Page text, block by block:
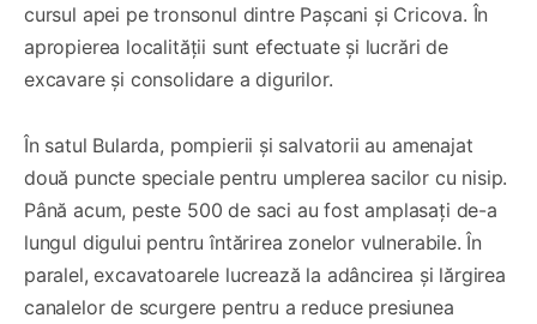
cursul apei pe tronsonul dintre Pașcani și Cricova. În
apropierea localității sunt efectuate și lucrări de
excavare și consolidare a digurilor.
În satul Bularda, pompierii și salvatorii au amenajat
două puncte speciale pentru umplerea sacilor cu nisip.
Până acum, peste 500 de saci au fost amplasați de-a
lungul digului pentru întărirea zonelor vulnerabile. În
paralel, excavatoarele lucrează la adâncirea și lărgirea
canalelor de scurgere pentru a reduce presiunea